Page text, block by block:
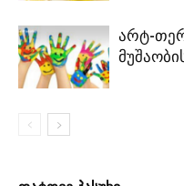
არტ-